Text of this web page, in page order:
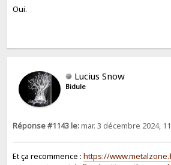
Oui.
Lucius Snow
Bidule
Réponse #1143 le:mar. 3 décembre 2024,
Et ça recommence :https://